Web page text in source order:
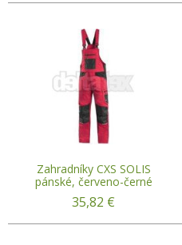
Zahradníky CXS SOLIS
pánské, červeno-černé
35,82 €